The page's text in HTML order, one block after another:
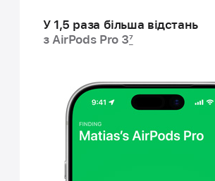
У 1,5 раза більша відстань
з AirPods Pro 37